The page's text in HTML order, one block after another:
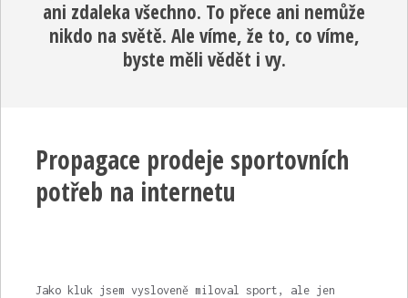
ani zdaleka všechno. To přece ani nemůže
nikdo na světě. Ale víme, že to, co víme,
byste měli vědět i vy.
Propagace prodeje sportovních
potřeb na internetu
Jako kluk jsem vysloveně miloval sport, ale jen